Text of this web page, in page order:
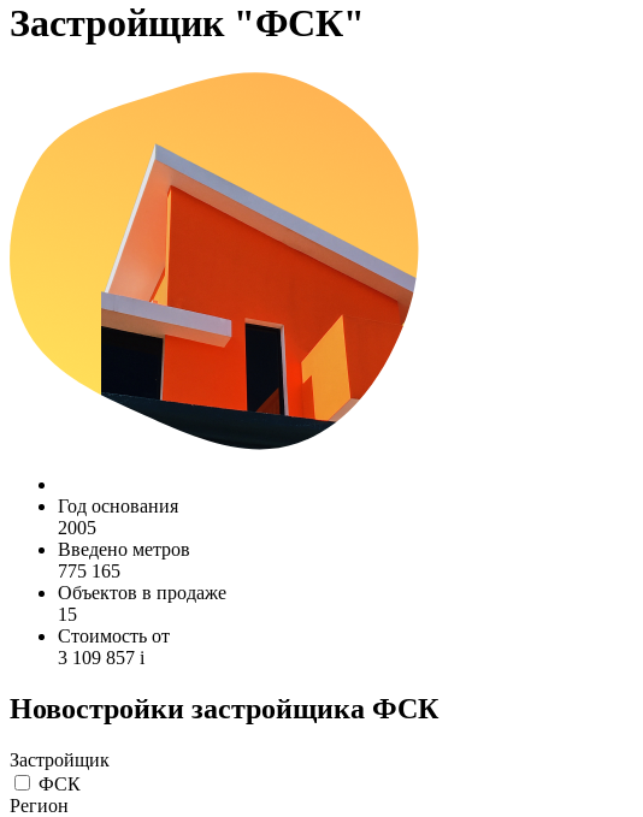
Застройщик "ФСК"
Год основания
2005
Введено метров
775 165
Объектов в продаже
15
Стоимость от
3 109 857 i
Новостройки застройщика ФСК
Застройщик
ФСК
Регион